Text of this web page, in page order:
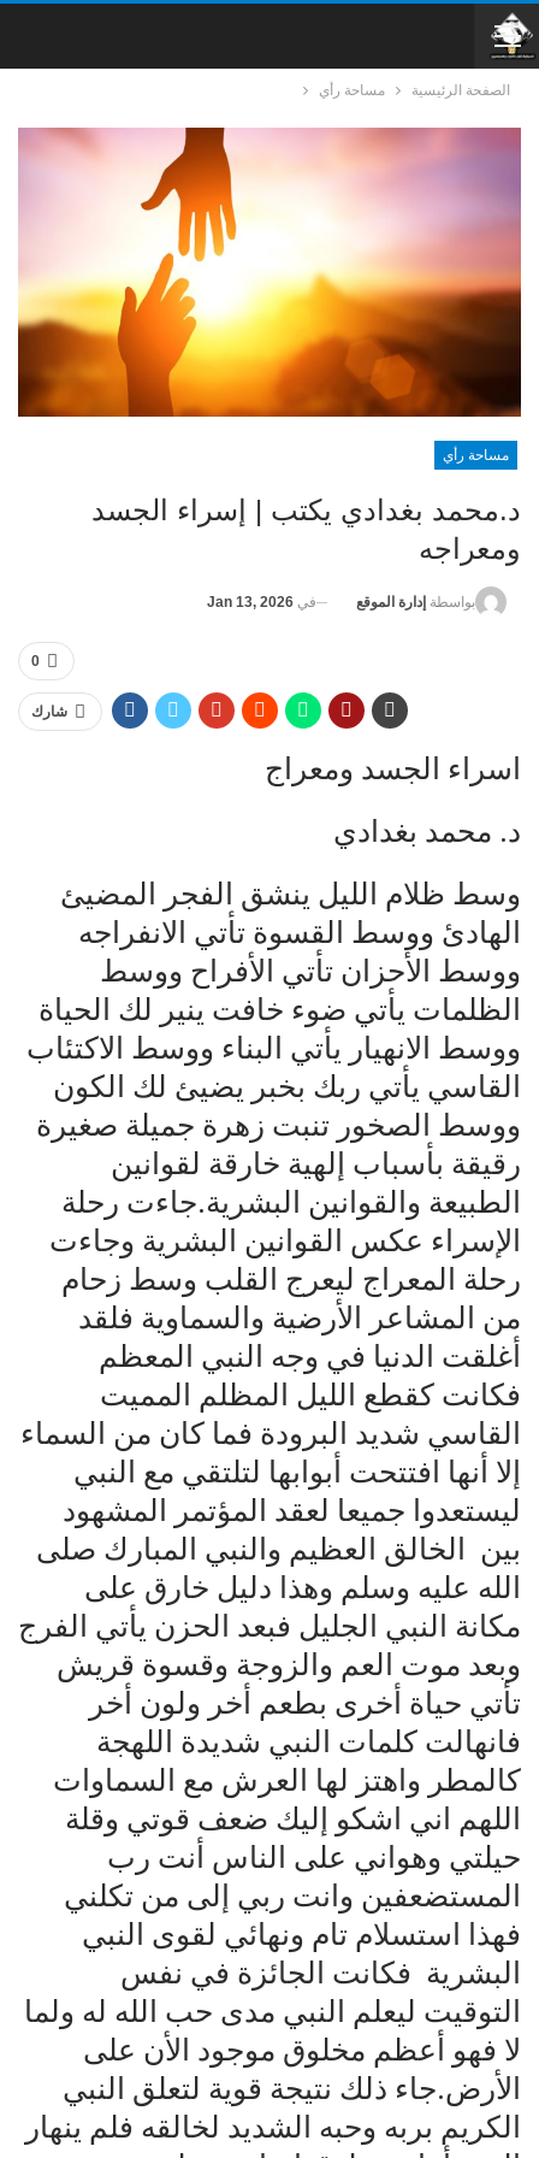
الصفحة الرئيسية مساحة رأي
مساحة رأي
د.محمد بغدادي يكتب | إسراء الجسد
ومعراجه
بواسطة إدارة الموقع في Jan 13, 2026
0
شارك
اسراء الجسد ومعراج
د. محمد بغدادي
وسط ظلام الليل ينشق الفجر المضيئ
الهادئ ووسط القسوة تأتي الانفراجه
ووسط الأحزان تأتي الأفراح ووسط
الظلمات يأتي ضوء خافت ينير لك الحياة
ووسط الانهيار يأتي البناء ووسط الاكتئاب
القاسي يأتي ربك بخبر يضيئ لك الكون
ووسط الصخور تنبت زهرة جميلة صغيرة
رقيقة بأسباب إلهية خارقة لقوانين
الطبيعة والقوانين البشرية.جاءت رحلة
الإسراء عكس القوانين البشرية وجاءت
رحلة المعراج ليعرج القلب وسط زحام
من المشاعر الأرضية والسماوية فلقد
أغلقت الدنيا في وجه النبي المعظم
فكانت كقطع الليل المظلم المميت
القاسي شديد البرودة فما كان من السماء
إلا أنها افتتحت أبوابها لتلتقي مع النبي
ليستعدوا جميعا لعقد المؤتمر المشهود
بين الخالق العظيم والنبي المبارك صلى
الله عليه وسلم وهذا دليل خارق على
مكانة النبي الجليل فبعد الحزن يأتي الفرج
وبعد موت العم والزوجة وقسوة قريش
تأتي حياة أخرى بطعم أخر ولون أخر
فانهالت كلمات النبي شديدة اللهجة
كالمطر واهتز لها العرش مع السماوات
اللهم اني اشكو إليك ضعف قوتي وقلة
حيلتي وهواني على الناس أنت رب
المستضعفين وانت ربي إلى من تكلني
فهذا استسلام تام ونهائي لقوى النبي
البشرية فكانت الجائزة في نفس
التوقيت ليعلم النبي مدى حب الله له ولما
لا فهو أعظم مخلوق موجود الأن على
الأرض.جاء ذلك نتيجة قوية لتعلق النبي
الكريم بربه وحبه الشديد لخالقه فلم ينهار